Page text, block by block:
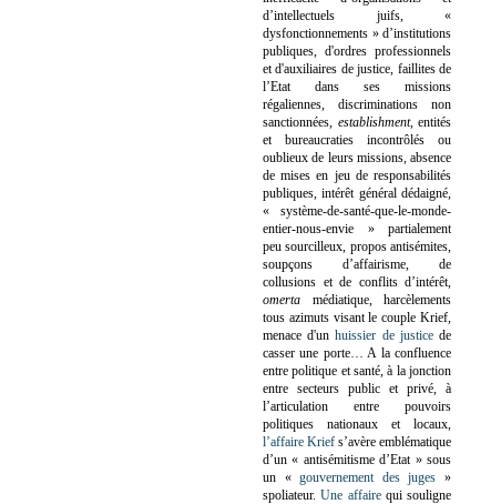
d’intellectuels juifs, «
dysfonctionnements » d’institutions
publiques, d'ordres professionnels
et d'auxiliaires de justice, faillites de
l’Etat dans ses missions
régaliennes, discriminations non
sanctionnées, establishment, entités
et bureaucraties incontrôlés ou
oublieux de leurs missions, absence
de mises en jeu de responsabilités
publiques, intérêt général dédaigné,
« système-de-santé-que-le-monde-
entier-nous-envie » partialement
peu sourcilleux, propos antisémites,
soupçons d’affairisme, de
collusions et de conflits d’intérêt,
omerta médiatique, harcèlements
tous azimuts visant le couple Krief,
menace d'unhuissier de justicede
casser une porte… A la confluence
entre politique et santé, à la jonction
entre secteurs public et privé, à
l’articulation entre pouvoirs
politiques nationaux et locaux,
l’affaire Krief s’avère emblématique
d’un « antisémitisme d’Etat » sous
un «gouvernement des juges »
spoliateur.Une affairequi souligne